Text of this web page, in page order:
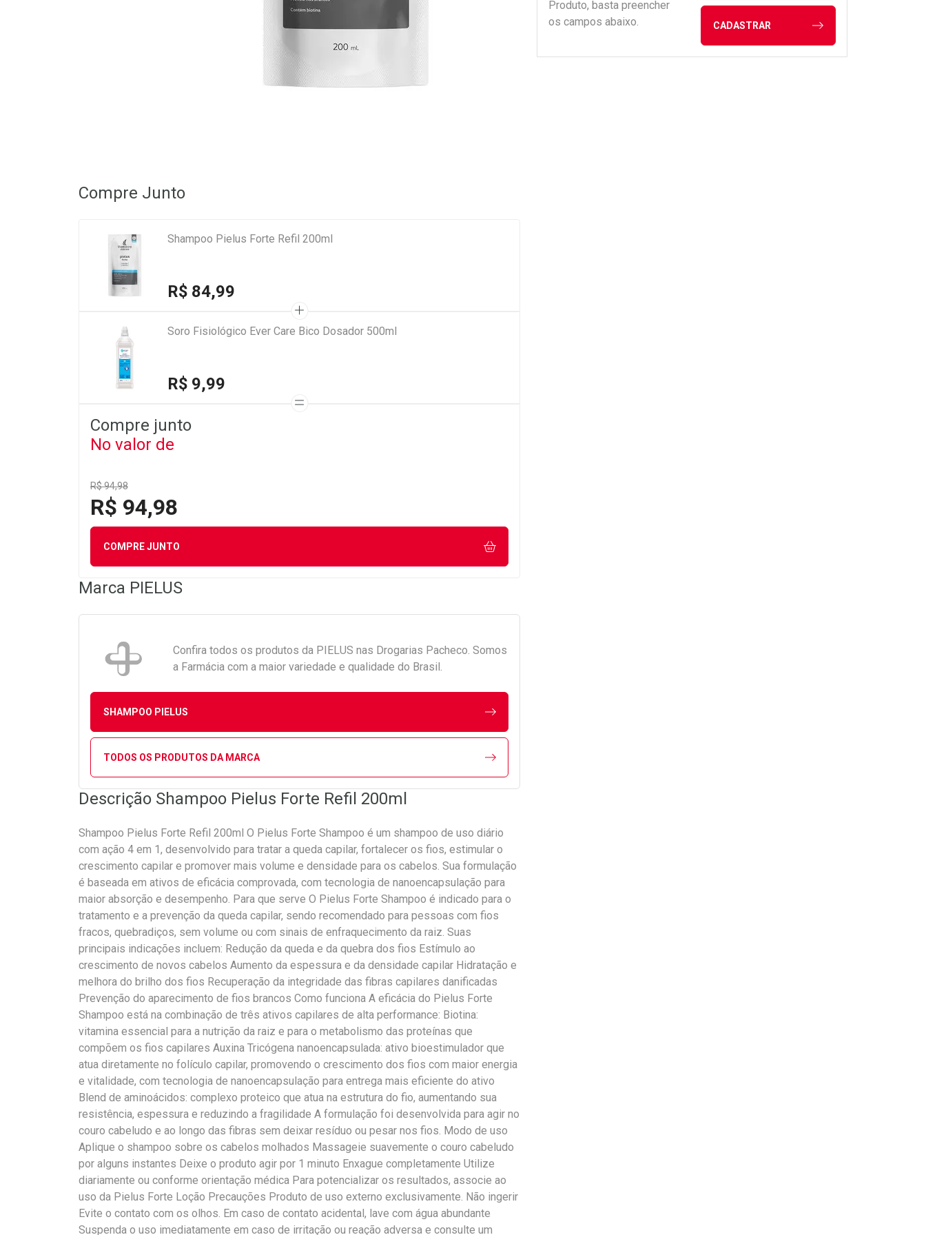
Produto, basta preencher
os campos abaixo.
CADASTRAR
Compre Junto
Shampoo Pielus Forte Refil 200ml
R$ 84,99
Soro Fisiológico Ever Care Bico Dosador 500ml
R$ 9,99
Compre junto
No valor de
R$ 94,98
R$ 94,98
COMPRE JUNTO
Marca PIELUS
Confira todos os produtos da PIELUS nas Drogarias Pacheco. Somos
a Farmácia com a maior variedade e qualidade do Brasil.
SHAMPOO PIELUS
TODOS OS PRODUTOS DA MARCA
Descrição Shampoo Pielus Forte Refil 200ml
Shampoo Pielus Forte Refil 200ml O Pielus Forte Shampoo é um shampoo de uso diário
com ação 4 em 1, desenvolvido para tratar a queda capilar, fortalecer os fios, estimular o
crescimento capilar e promover mais volume e densidade para os cabelos. Sua formulação
é baseada em ativos de eficácia comprovada, com tecnologia de nanoencapsulação para
maior absorção e desempenho. Para que serve O Pielus Forte Shampoo é indicado para o
tratamento e a prevenção da queda capilar, sendo recomendado para pessoas com fios
fracos, quebradiços, sem volume ou com sinais de enfraquecimento da raiz. Suas
principais indicações incluem: Redução da queda e da quebra dos fios Estímulo ao
crescimento de novos cabelos Aumento da espessura e da densidade capilar Hidratação e
melhora do brilho dos fios Recuperação da integridade das fibras capilares danificadas
Prevenção do aparecimento de fios brancos Como funciona A eficácia do Pielus Forte
Shampoo está na combinação de três ativos capilares de alta performance: Biotina:
vitamina essencial para a nutrição da raiz e para o metabolismo das proteínas que
compõem os fios capilares Auxina Tricógena nanoencapsulada: ativo bioestimulador que
atua diretamente no folículo capilar, promovendo o crescimento dos fios com maior energia
e vitalidade, com tecnologia de nanoencapsulação para entrega mais eficiente do ativo
Blend de aminoácidos: complexo proteico que atua na estrutura do fio, aumentando sua
resistência, espessura e reduzindo a fragilidade A formulação foi desenvolvida para agir no
couro cabeludo e ao longo das fibras sem deixar resíduo ou pesar nos fios. Modo de uso
Aplique o shampoo sobre os cabelos molhados Massageie suavemente o couro cabeludo
por alguns instantes Deixe o produto agir por 1 minuto Enxague completamente Utilize
diariamente ou conforme orientação médica Para potencializar os resultados, associe ao
uso da Pielus Forte Loção Precauções Produto de uso externo exclusivamente. Não ingerir
Evite o contato com os olhos. Em caso de contato acidental, lave com água abundante
Suspenda o uso imediatamente em caso de irritação ou reação adversa e consulte um